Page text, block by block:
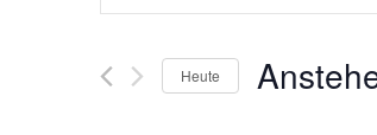
und
Suche
nach
Heute